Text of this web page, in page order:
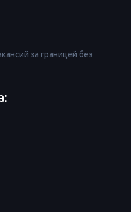
за границей без